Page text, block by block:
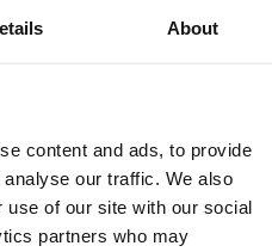
About
content and ads, to provide
our traffic. We also
of our site with our social
partners who may
#Byaften #Glasgow # Vinbar